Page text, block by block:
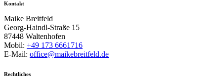
Kontakt
Maike Breitfeld
Georg-Haindl-Straße 15
87448 Waltenhofen
Mobil: +49 173 6661716
E-Mail: office@maikebreitfeld.de
Rechtliches